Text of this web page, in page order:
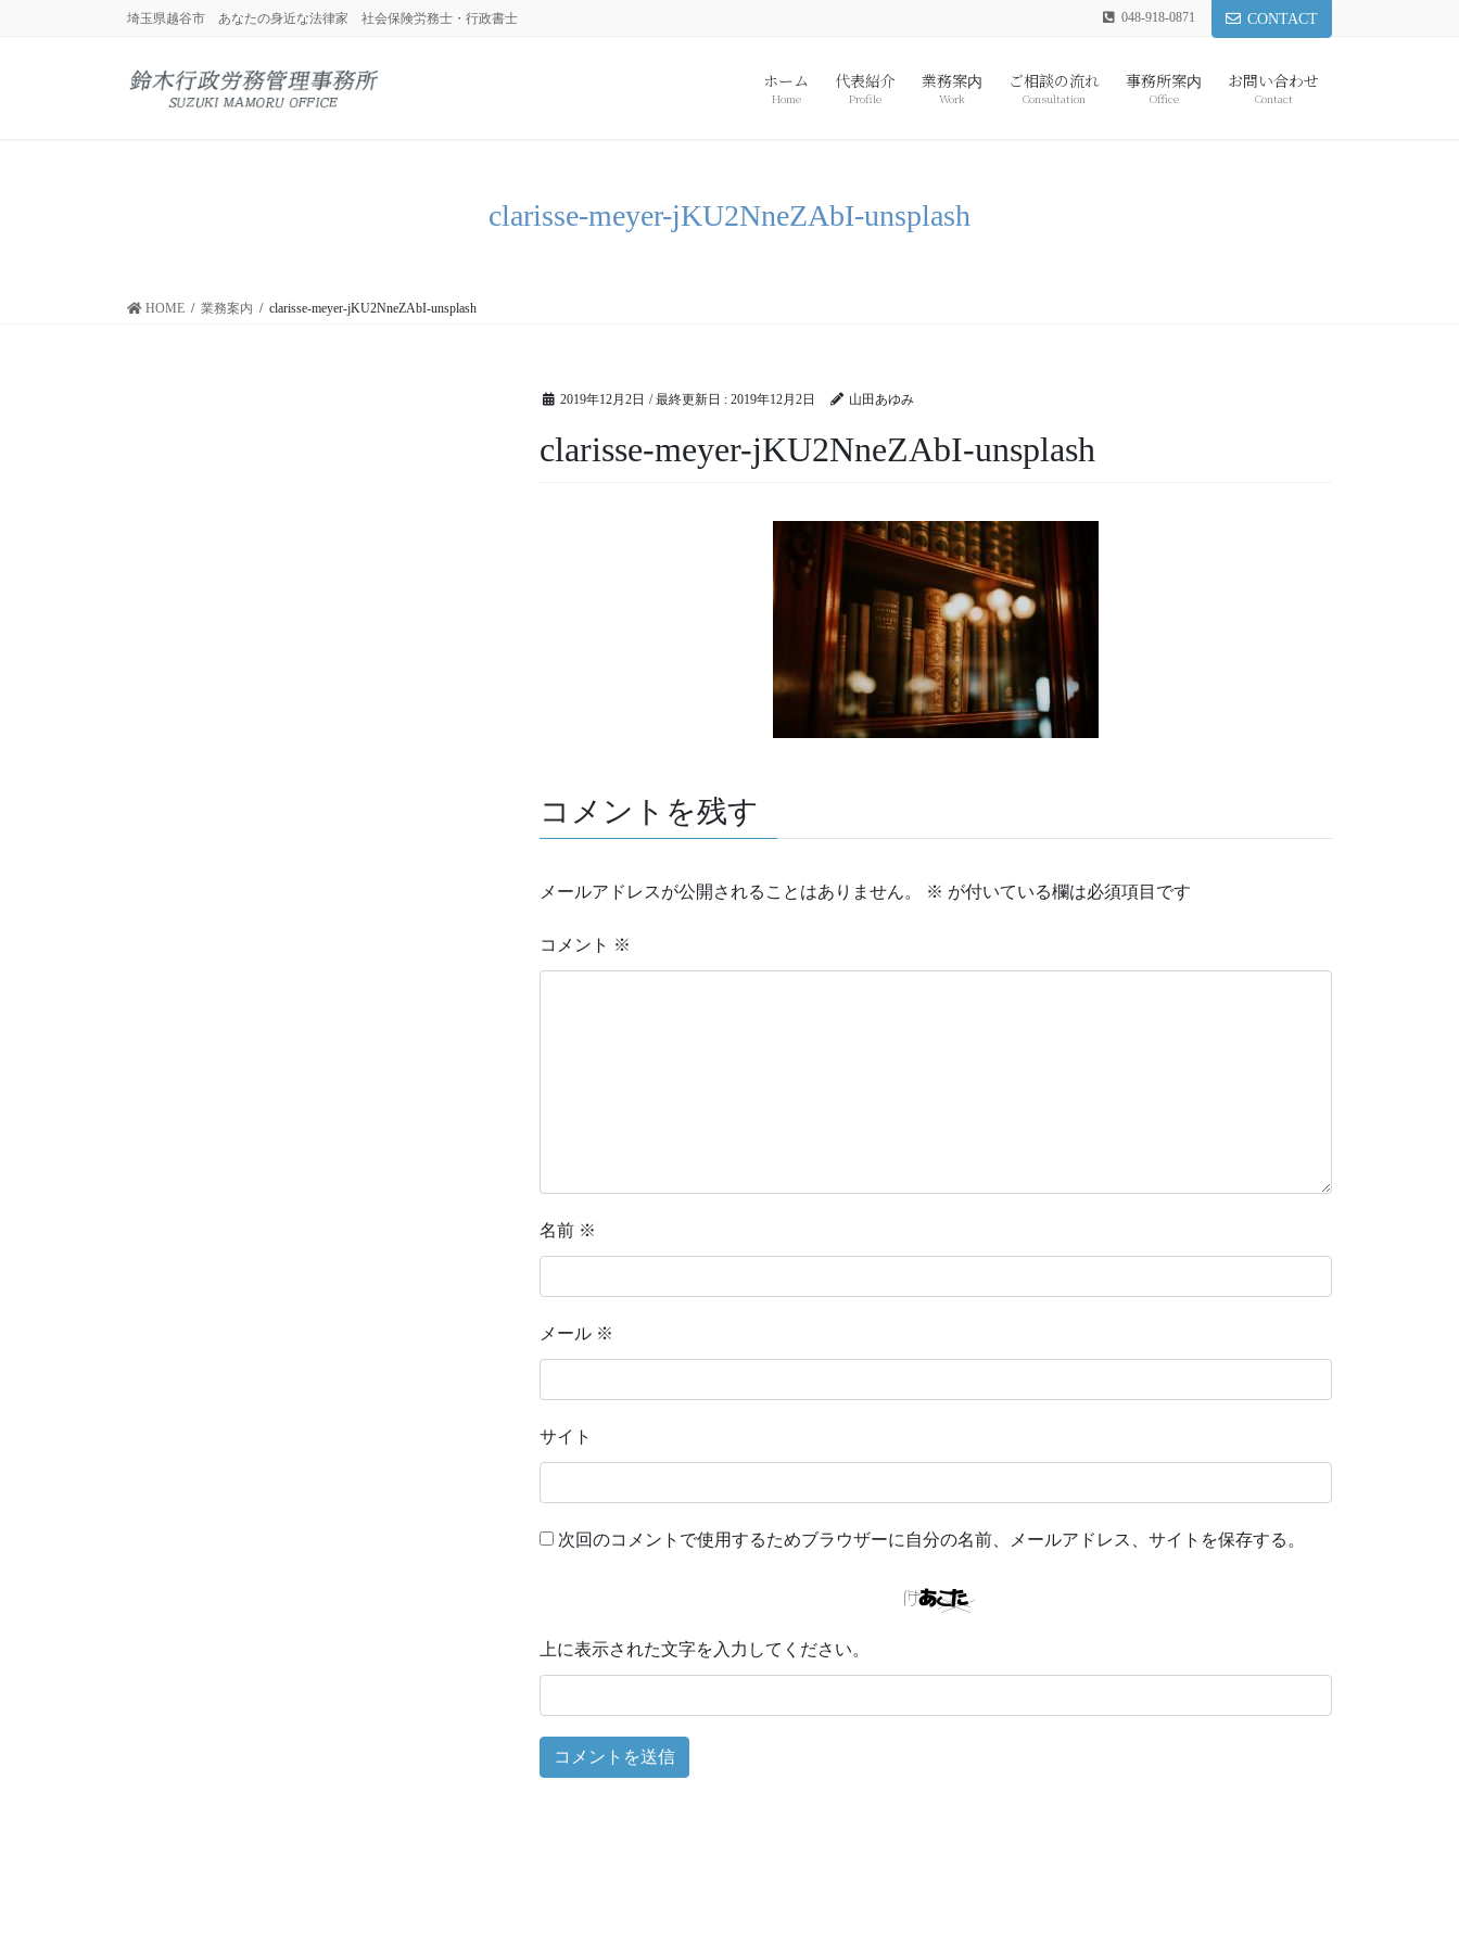
埼玉県越谷市 あなたの身近な法律家 社会保険労務士・行政書士 048-918-0871 CONTACT
ホーム
Home
代表紹介
Profile
業務案内
Work
ご相談の流れ
Consultation
事務所案内
Office
お問い合わせ
Contact
clarisse-meyer-jKU2NneZAbI-unsplash
HOME 業務案内 clarisse-meyer-jKU2NneZAbI-unsplash
2019年12月2日 / 最終更新日 : 2019年12月2日 山田あゆみ
clarisse-meyer-jKU2NneZAbI-unsplash
コメントを残す
メールアドレスが公開されることはありません。 ※ が付いている欄は必須項目です
コメント ※
名前 ※
メール ※
サイト
次回のコメントで使用するためブラウザーに自分の名前、メールアドレス、サイトを保存する。
上に表示された文字を入力してください。